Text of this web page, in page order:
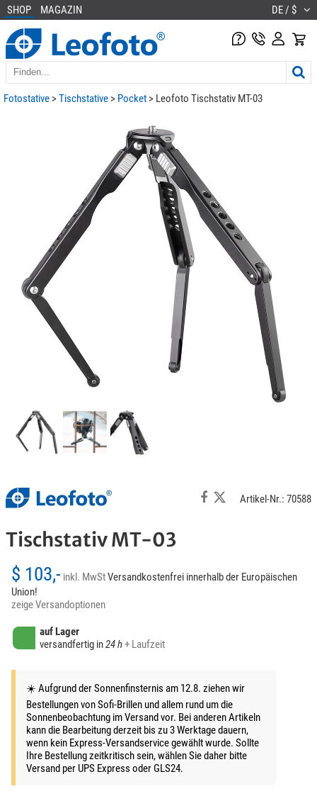
SHOP MAGAZIN DE / $
Fotostative >Tischstative > Pocket > Leofoto Tischstativ MT-03
Artikel-Nr.: 70588
Tischstativ MT-03
$ 103,- inkl. MwStVersandkostenfrei innerhalb der Europäischen
Union!
zeige Versandoptionen
auf Lager
versandfertig in24 h+ Laufzeit
☀️ Aufgrund der Sonnenfinsternis am 12.8. ziehen wir
Bestellungen von Sofi-Brillen und allem rund um die
Sonnenbeobachtung im Versand vor. Bei anderen Artikeln
kann die Bearbeitung derzeit bis zu 3 Werktage dauern,
wenn kein Express-Versandservice gewählt wurde. Sollte
Ihre Bestellung zeitkritisch sein, wählen Sie daher bitte
Versand per UPS Express oder GLS24.